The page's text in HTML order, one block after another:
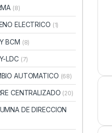
(8)
ELECTRICO (1)
BCM (8)
LDC (7)
AUTOMATICO (68)
CENTRALIZADO (20)
DE DIRECCION